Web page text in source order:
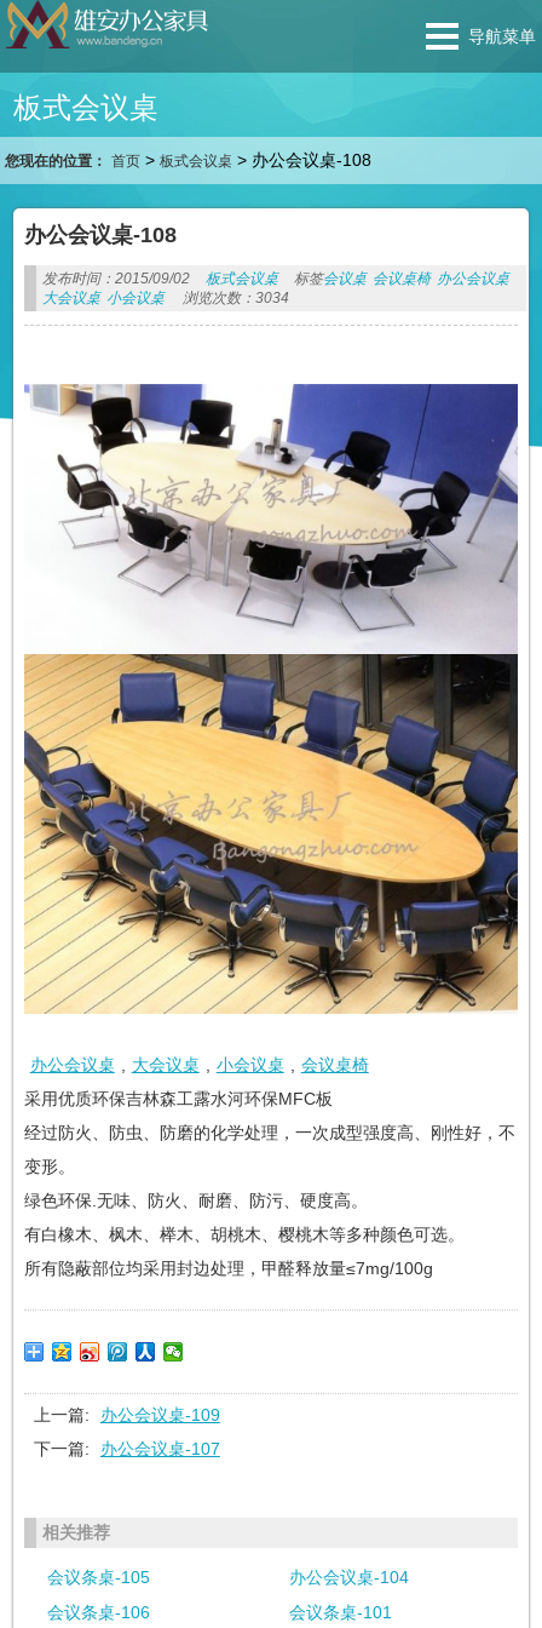
导航菜单
板式会议桌
您现在的位置： 首页 >板式会议桌 > 办公会议桌-108
办公会议桌-108
发布时间：2015/09/02 板式会议桌 标签会议桌 会议桌椅 办公会议桌
大会议桌 小会议桌 浏览次数：3034
办公会议桌 大会议桌 小会议桌
会议桌椅
采用优质环保吉林森工露水河环保MFC板
经过防火、防虫、防磨的化学处理，一次成型强度高、刚性好，不
变形。
绿色环保.无味、防火、耐磨、防污、硬度高。
有白橡木、枫木、榉木、胡桃木、樱桃木等多种颜色可选。
所有隐蔽部位均采用封边处理，甲醛释放量≤7mg/100g
上一篇:
办公会议桌-109
下一篇:
办公会议桌-107
相关推荐
会议条桌-105
办公会议桌-104
会议条桌-106
会议条桌-101